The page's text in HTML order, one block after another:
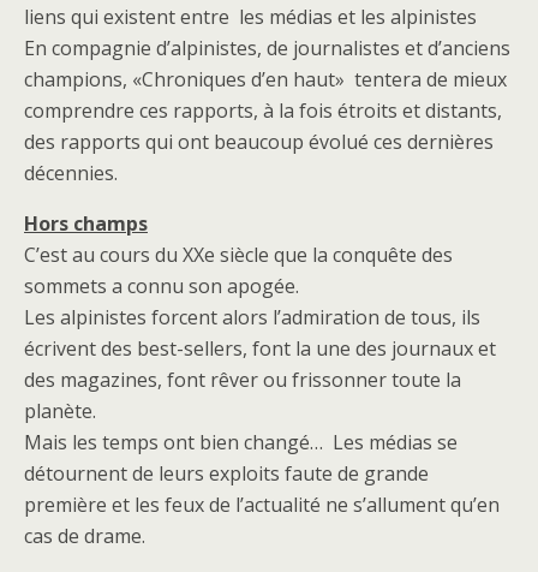
liens qui existent entre les médias et les alpinistes
En compagnie d’alpinistes, de journalistes et d’anciens
champions, «Chroniques d’en haut» tentera de mieux
comprendre ces rapports, à la fois étroits et distants,
des rapports qui ont beaucoup évolué ces dernières
décennies.
Hors champs
C’est au cours du XXe siècle que la conquête des
sommets a connu son apogée.
Les alpinistes forcent alors l’admiration de tous, ils
écrivent des best-sellers, font la une des journaux et
des magazines, font rêver ou frissonner toute la
planète.
Mais les temps ont bien changé… Les médias se
détournent de leurs exploits faute de grande
première et les feux de l’actualité ne s’allument qu’en
cas de drame.